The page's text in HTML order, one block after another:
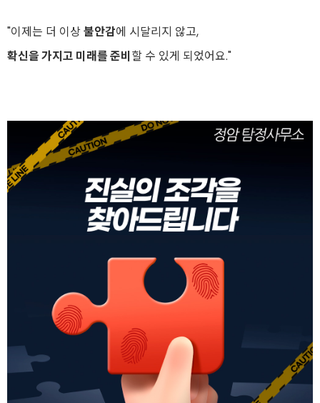
"이제는 더 이상불안감에 시달리지 않고,
확신을 가지고 미래를 준비할 수 있게 되었어요."